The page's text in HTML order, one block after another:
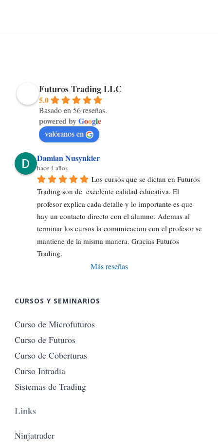
Futuros Trading LLC
5.0
Basado en 56 reseñas.
powered byGoogle
valóranos en
Damian Nusynkier
hace 4 años
Los cursos que se dictan en Futuros
Trading son de  excelente calidad educativa. El
profesor explica cada detalle y lo importante es que
hay un contacto directo con el alumno. Ademas al
terminar los cursos la comunicacion con el profesor se
mantiene de la misma manera. Gracias Futuros
Trading.
Más reseñas
CURSOS Y SEMINARIOS
Curso de Microfuturos
Curso de Futuros
Curso de Coberturas
Curso Intradia
Sistemas de Trading
Links
Ninjatrader